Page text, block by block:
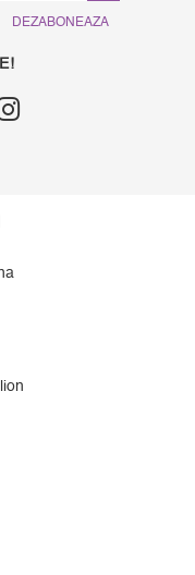
DEZABONEAZA